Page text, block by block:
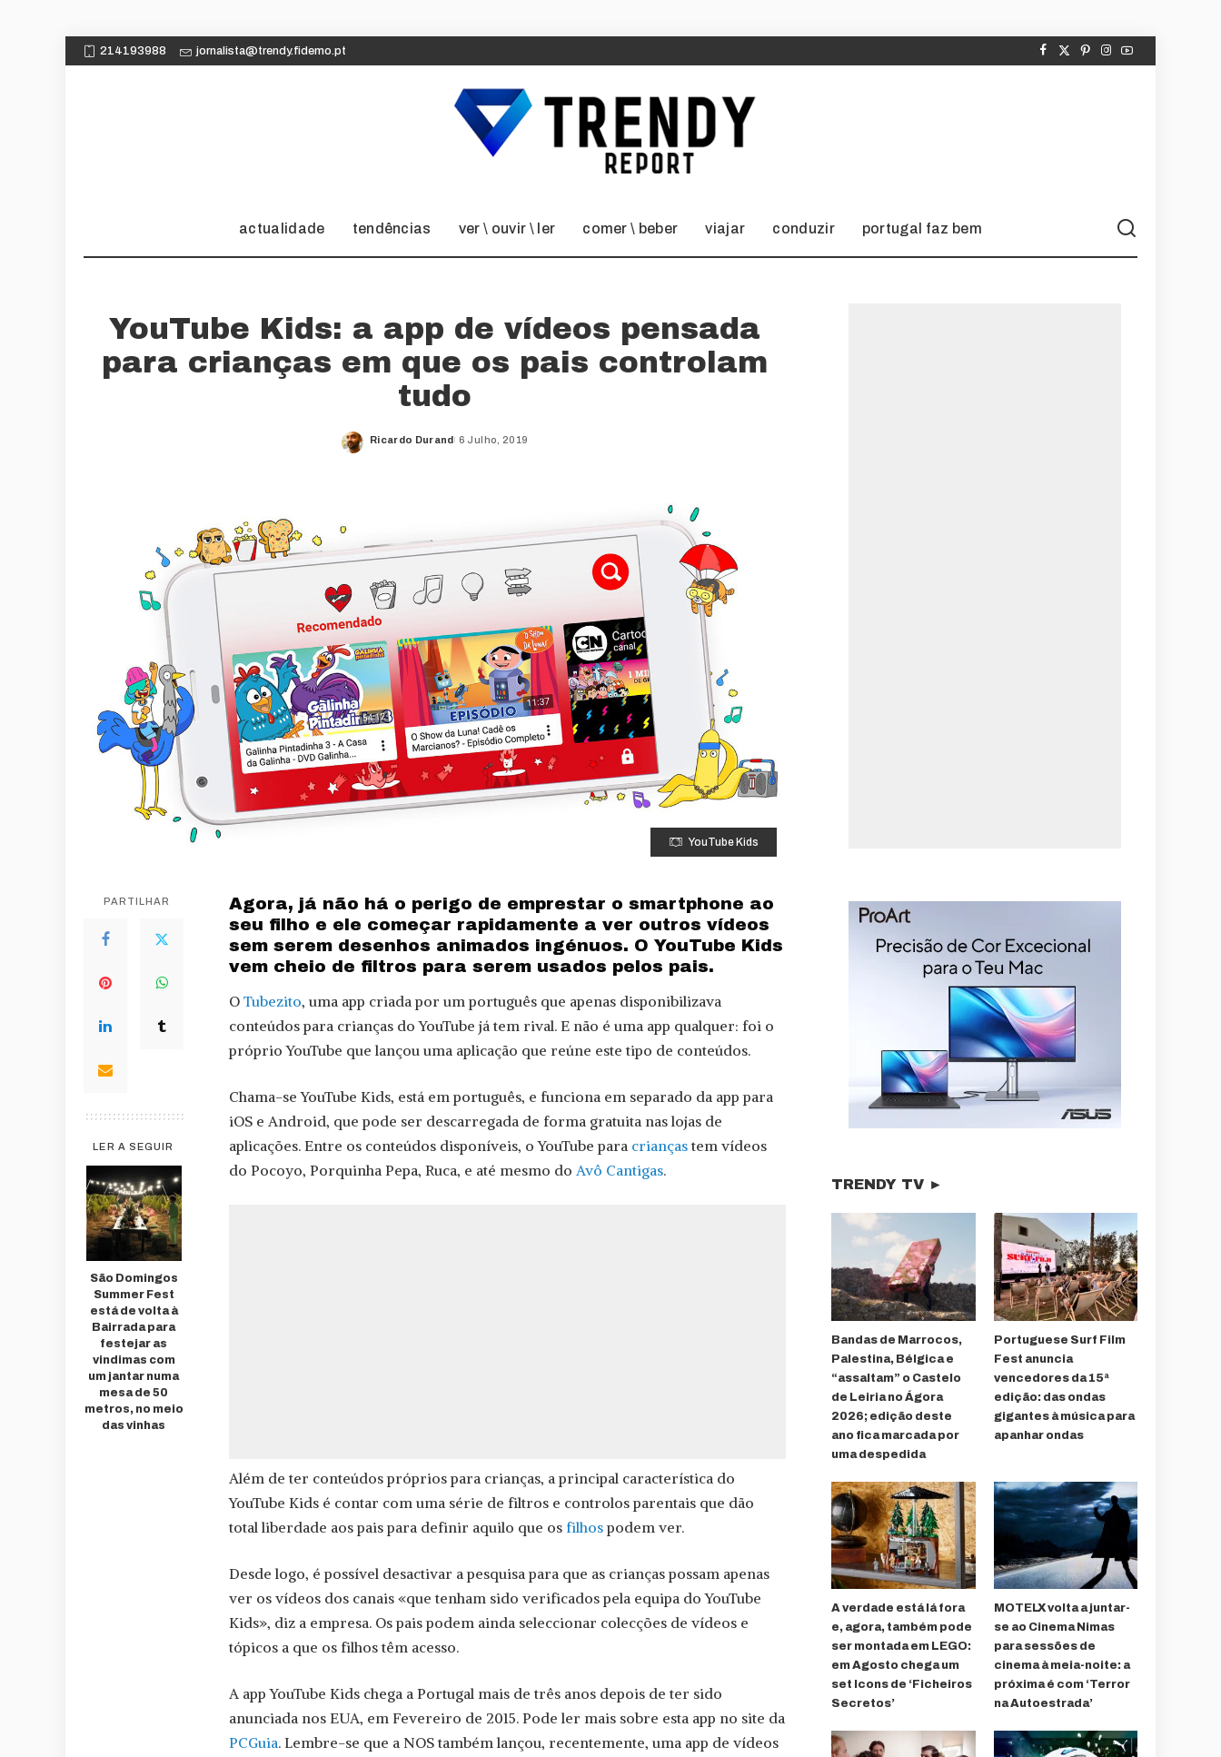
214193988 jornalista@trendy.fidemo.pt
actualidade tendências ver \ ouvir \ ler comer \ beber viajar conduzir portugal faz bem
YouTube Kids: a app de vídeos pensada
para crianças em que os pais controlam
tudo
Posted
Ricardo Durand 6 Julho, 2019
YouTube Kids
PARTILHAR
LER A SEGUIR
São Domingos
Summer Fest
está de volta à
Bairrada para
festejar as
vindimas com
um jantar numa
mesa de 50
metros, no meio
das vinhas
Agora, já não há o perigo de emprestar o smartphone ao
seu filho e ele começar rapidamente a ver outros vídeos
sem serem desenhos animados ingénuos. O YouTube Kids
vem cheio de filtros para serem usados pelos pais.
O Tubezito, uma app criada por um português que apenas disponibilizava
conteúdos para crianças do YouTube já tem rival. E não é uma app qualquer: foi o
próprio YouTube que lançou uma aplicação que reúne este tipo de conteúdos.
Chama-se YouTube Kids, está em português, e funciona em separado da app para
iOS e Android, que pode ser descarregada de forma gratuita nas lojas de
aplicações. Entre os conteúdos disponíveis, o YouTube para criançastem vídeos
do Pocoyo, Porquinha Pepa, Ruca, e até mesmo do Avô Cantigas.
Além de ter conteúdos próprios para crianças, a principal característica do
YouTube Kids é contar com uma série de filtros e controlos parentais que dão
total liberdade aos pais para definir aquilo que os filhospodem ver.
Desde logo, é possível desactivar a pesquisa para que as crianças possam apenas
ver os vídeos dos canais «que tenham sido verificados pela equipa do YouTube
Kids», diz a empresa. Os pais podem ainda seleccionar colecções de vídeos e
tópicos a que os filhos têm acesso.
A app YouTube Kids chega a Portugal mais de três anos depois de ter sido
anunciada nos EUA, em Fevereiro de 2015. Pode ler mais sobre esta app no site da
PCGuia. Lembre-se que a NOS também lançou, recentemente, uma app de vídeos
TRENDY TV ►
Bandas de Marrocos,
Palestina, Bélgica e
“assaltam” o Castelo
de Leiria no Ágora
2026; edição deste
ano fica marcada por
uma despedida
Portuguese Surf Film
Fest anuncia
vencedores da 15ª
edição: das ondas
gigantes à música para
apanhar ondas
A verdade está lá fora
e, agora, também pode
ser montada em LEGO:
em Agosto chega um
set Icons de ‘Ficheiros
Secretos’
MOTELX volta a juntar-
se ao Cinema Nimas
para sessões de
cinema à meia-noite: a
próxima é com ‘Terror
na Autoestrada’